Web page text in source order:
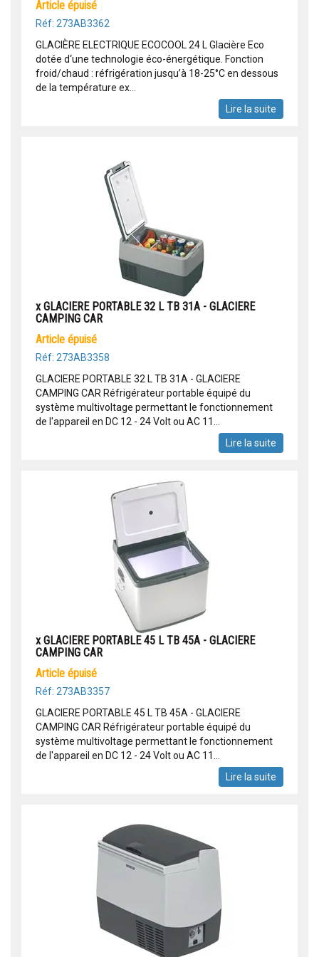
article épuisé
Réf: 273AB3362
GLACIÈRE ELECTRIQUE ECOCOOL 24 L Glacière Eco
dotée d‘une technologie éco-énergétique. Fonction
froid/chaud : réfrigération jusqu’à 18-25°C en dessous
de la température ex...
Lire la suite
x GLACIERE PORTABLE 32 L TB 31A - GLACIERE
CAMPING CAR
article épuisé
Réf: 273AB3358
GLACIERE PORTABLE 32 L TB 31A - GLACIERE
CAMPING CAR Réfrigérateur portable équipé du
système multivoltage permettant le fonctionnement
de l'appareil en DC 12 - 24 Volt ou AC 11...
Lire la suite
x GLACIERE PORTABLE 45 L TB 45A - GLACIERE
CAMPING CAR
article épuisé
Réf: 273AB3357
GLACIERE PORTABLE 45 L TB 45A - GLACIERE
CAMPING CAR Réfrigérateur portable équipé du
système multivoltage permettant le fonctionnement
de l'appareil en DC 12 - 24 Volt ou AC 11...
Lire la suite